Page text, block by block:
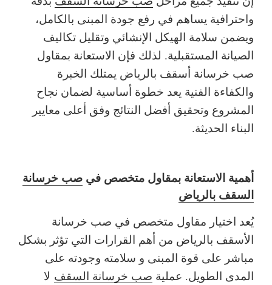
واحترافية يساهم في رفع جودة المبنى بالكامل،
ويضمن سلامة الهيكل الإنشائي وتقليل تكاليف
الصيانة المستقبلية. لذلك فإن الاستعانة بمقاول
صب خرسانة أسقف بالرياض يمتلك الخبرة
والكفاءة الفنية يعد خطوة أساسية لضمان نجاح
المشروع وتحقيق أفضل النتائج وفق أعلى معايير
البناء الحديثة.
أهمية الاستعانة بمقاول متخصص في صب خرسانة
السقف بالرياض
يُعد اختيار مقاول متخصص في صب خرسانة
الأسقف بالرياض من أهم القرارات التي تؤثر بشكل
مباشر على قوة المبنى و سلامته وجودته على
المدى الطويل. عملية صب خرسانة السقف لا